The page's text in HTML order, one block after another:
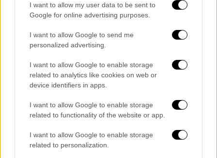
I want to allow my user data to be sent to
Google for online advertising purposes.
I want to allow Google to send me
personalized advertising.
I want to allow Google to enable storage
related to analytics like cookies on web or
device identifiers in apps.
I want to allow Google to enable storage
related to functionality of the website or app.
I want to allow Google to enable storage
related to personalization.
σταματούν να κρούουν τον κώδωνα του
κινδύνου για τις εφιαλτικές συνθήκες που
βιώνουν οι κάτοικοι του Σουδάν εδώ κι έναν
χρόνο, ειδικά στοΝταρφούρ
το ενδεχόμενο ο πόλεμος να μετατραπεί σε
σύγκρουση μεταξύ εθνικών ομάδων.
Η περιοχή αυτή είχε ήδη ρημαχτεί από τα
και πλέον χρόνια πολέμουκαι τακτικής
καμμένης γης των Τζαντζαουίντ, αραβικών
μετενσαρκώθηκαν στις ΔΤΥ, επί των ημερών